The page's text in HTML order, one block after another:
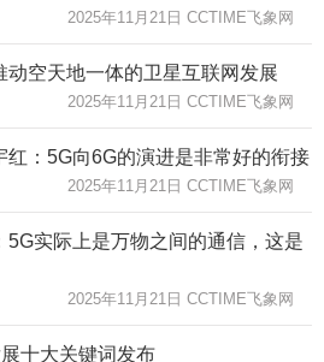
2025年11月21日 CCTIME飞象网
动空天地一体的卫星互联网发展
2025年11月21日 CCTIME飞象网
红：5G向6G的演进是非常好的衔接
2025年11月21日 CCTIME飞象网
实际上是万物之间的通信，这是
2025年11月21日 CCTIME飞象网
十大关键词发布